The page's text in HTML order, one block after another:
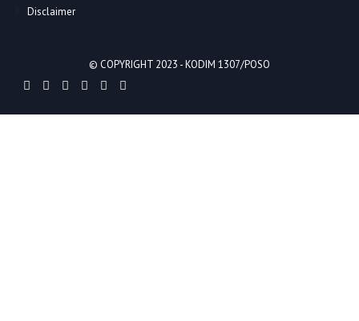
Disclaimer
© COPYRIGHT 2023 -KODIM 1307/POSO